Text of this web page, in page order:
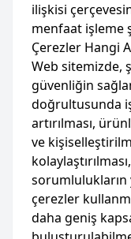
ilişkisi
menfaat işleme
Çerezler Hangi
Web sitemizde,
güvenliğin
doğrultusunda
artırılması,
ve
sorumlulukların
çerezler
daha geniş